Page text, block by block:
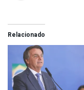
Relacionado